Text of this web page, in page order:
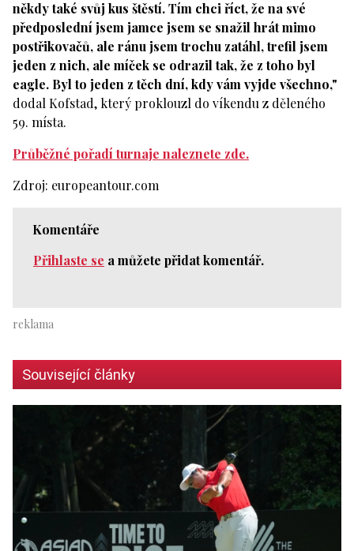
někdy také svůj kus štěstí. Tím chci říct, že na své
předposlední jsem jamce jsem se snažil hrát mimo
postřikovačů, ale ránu jsem trochu zatáhl, trefil jsem
jeden z nich, ale míček se odrazil tak, že z toho byl
eagle. Byl to jeden z těch dní, kdy vám vyjde všechno,"
dodal Kofstad, který proklouzl do víkendu z děleného
59. místa.
Průběžné pořadí turnaje naleznete zde.
Zdroj: europeantour.com
Komentáře
Přihlaste se a můžete přidat komentář.
Související články